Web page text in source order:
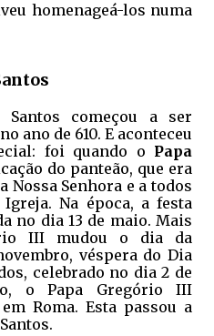
homenageá-los numa
começou a ser
ano de 610. E aconteceu
foi quando o Papa
do panteão, que era
Nossa Senhora e a todos
Na época, a festa
no dia 13 de maio. Mais
III mudou o dia da
véspera do Dia
celebrado no dia 2 de
o Papa Gregório III
Roma. Esta passou a